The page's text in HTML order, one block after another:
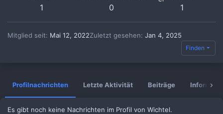
1 0 1
Mitglied seit Mai 12, 2022Zuletzt gesehen Jan 4, 2025
Finden
Profilnachrichten Letzte Aktivität Beiträge
Es gibt noch keine Nachrichten im Profil von Wichtel.